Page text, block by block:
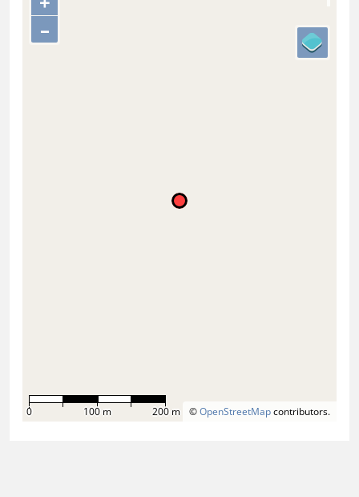
–
©OpenStreetMapcontributors.
0 100 m 200 m